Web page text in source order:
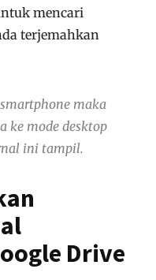
mencari
terjemahkan
maka
ke mode desktop
ini tampil.
Drive